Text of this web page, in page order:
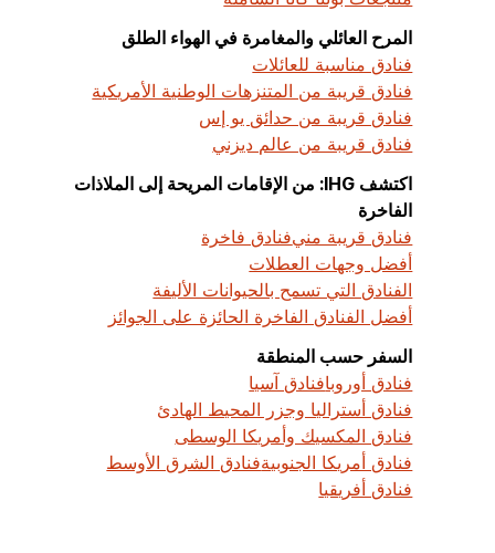
المرح العائلي والمغامرة في الهواء الطلق
فنادق مناسبة للعائلات
فنادق قريبة من المتنزهات الوطنية الأمريكية
فنادق قريبة من حدائق يو إس
فنادق قريبة من عالم ديزني
اكتشف IHG: من الإقامات المريحة إلى الملاذات
الفاخرة
فنادق قريبة منيفنادق فاخرة
أفضل وجهات العطلات
الفنادق التي تسمح بالحيوانات الأليفة
أفضل الفنادق الفاخرة الحائزة على الجوائز
السفر حسب المنطقة
فنادق أوروبافنادق آسيا
فنادق أستراليا وجزر المحيط الهادئ
فنادق المكسيك وأمريكا الوسطى
فنادق أمريكا الجنوبيةفنادق الشرق الأوسط
فنادق أفريقيا